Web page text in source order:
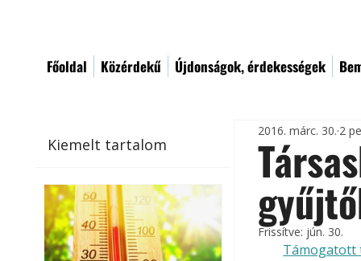
Főoldal Közérdekű Újdonságok, érdekességek
Kiemelt tartalom
2016. márc. 30. 2
Frissítve: jún. 30.
Támogatott